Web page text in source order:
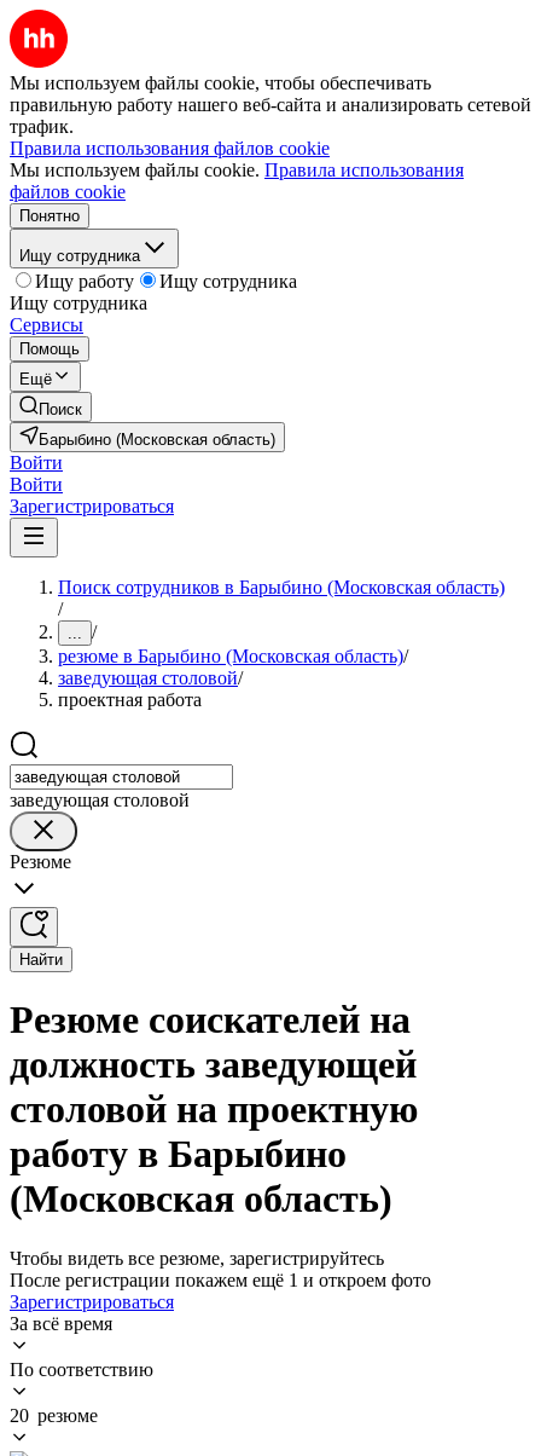
Мы используем файлы cookie, чтобы обеспечивать
правильную работу нашего веб-сайта и анализировать сетевой
трафик.
Правила использования файлов cookie
Мы используем файлы cookie. Правила использования
файлов cookie
Понятно
Ищу сотрудника
Ищу работу
Ищу сотрудника
Ищу сотрудника
Сервисы
Помощь
Ещё
Поиск
Барыбино (Московская область)
Войти
Войти
Зарегистрироваться
Поиск сотрудников в Барыбино (Московская область)
/
... /
резюме в Барыбино (Московская область)/
заведующая столовой/
проектная работа
заведующая столовой
Резюме
Найти
Резюме соискателей на
должность заведующей
столовой на проектную
работу в Барыбино
(Московская область)
Чтобы видеть все резюме, зарегистрируйтесь
После регистрации покажем ещё 1 и откроем фото
Зарегистрироваться
За всё время
По соответствию
20 резюме